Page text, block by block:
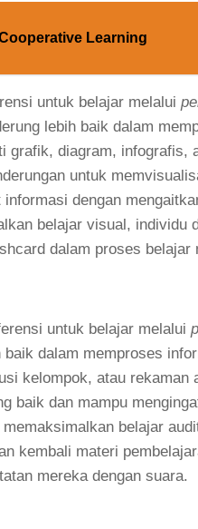
Learning
untuk belajar melalui
lebih baik dalam
grafik, diagram, infografis,
untuk
dengan
belajar visual, individu
dalam proses belajar
untuk belajar melalui
dalam memproses
kelompok, atau rekaman
baik dan mampu
belajar
kembali materi
mereka dengan suara.